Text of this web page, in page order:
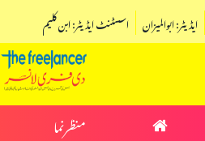
اسسٹنٹ ایڈیٹر: ابن کلیم ایڈیٹر: ابوالمیزان
منظرنما